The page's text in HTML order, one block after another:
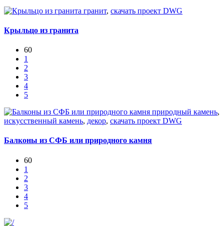
гранит, скачать проект DWG
Крыльцо из гранита
60
1
2
3
4
5
природный камень,
искусственный камень, декор, скачать проект DWG
Балконы из СФБ или природного камня
60
1
2
3
4
5